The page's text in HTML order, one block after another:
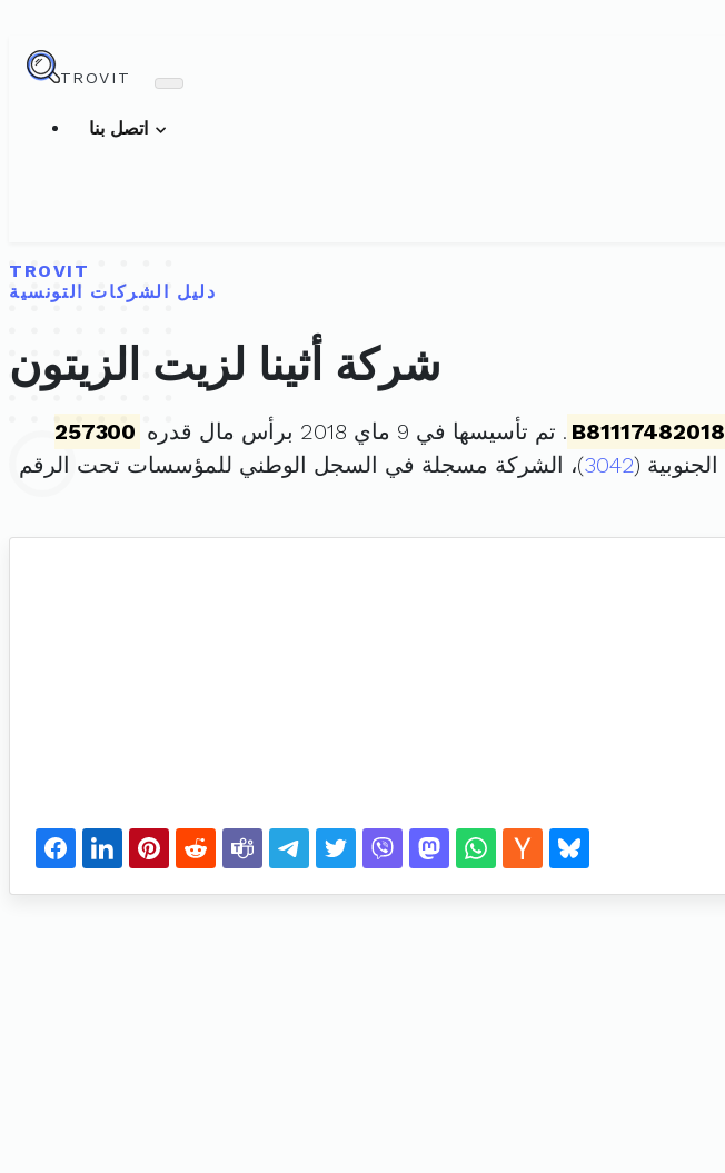
TROVIT
TROVIT
دليل الشركات التونسية
شركة أثينا لزيت الزيتون
B81117482018 . تم تأسيسها في 9 ماي 2018 برأس مال قدره
257300
3042)، الشركة مسجلة في السجل الوطني للمؤسسات تحت الرقم